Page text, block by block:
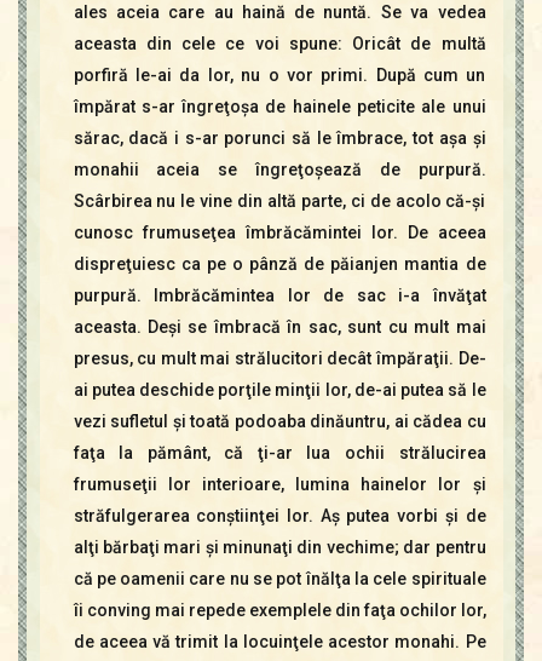
ales aceia care au haină de nuntă. Se va vedea
aceasta din cele ce voi spune: Oricât de multă
porfiră le-ai da lor, nu o vor primi. După cum un
împărat s-ar îngreţoşa de hainele peticite ale unui
sărac, dacă i s-ar porunci să le îmbrace, tot aşa şi
monahii aceia se îngreţoşează de purpură.
Scârbirea nu le vine din altă parte, ci de acolo că-şi
cunosc frumuseţea îmbrăcămintei lor. De aceea
dispreţuiesc ca pe o pânză de păianjen mantia de
purpură. Imbrăcămintea lor de sac i-a învăţat
aceasta. Deşi se îmbracă în sac, sunt cu mult mai
presus, cu mult mai strălucitori decât împăraţii. De-
ai putea deschide porţile minţii lor, de-ai putea să le
vezi sufletul şi toată podoaba dinăuntru, ai cădea cu
faţa la pământ, că ţi-ar lua ochii strălucirea
frumuseţii lor interioare, lumina hainelor lor şi
străfulgerarea conştiinţei lor. Aş putea vorbi şi de
alţi bărbaţi mari şi minunaţi din vechime; dar pentru
că pe oamenii care nu se pot înălţa la cele spirituale
îi conving mai repede exemplele din faţa ochilor lor,
de aceea vă trimit la locuinţele acestor monahi. Pe